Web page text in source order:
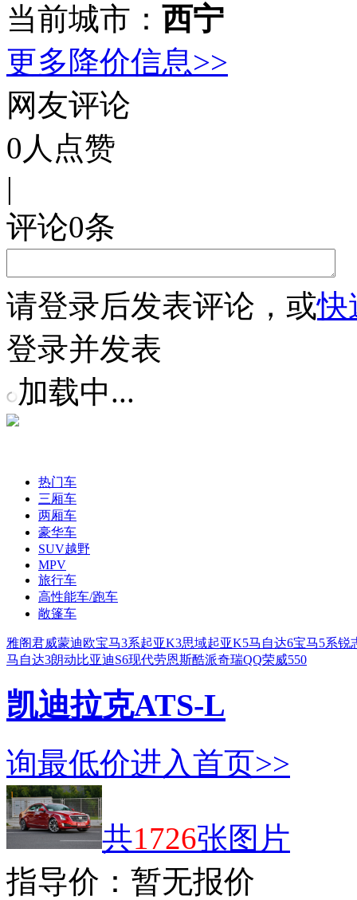
当前城市： 西宁
更多降价信息>>
网友评论
0 人点赞
|
评论0条
请登录后发表评论，或快
登录并发表
加载中...
热门车
三厢车
两厢车
豪华车
SUV越野
MPV
旅行车
高性能车/跑车
敞篷车
雅阁君威蒙迪欧宝马3系起亚K3思域起亚K5马自达6宝马5系锐
马自达3朗动比亚迪S6现代劳恩斯酷派奇瑞QQ荣威550
凯迪拉克ATS-L
询最低价进入首页>>
共1726张图片
指导价： 暂无报价